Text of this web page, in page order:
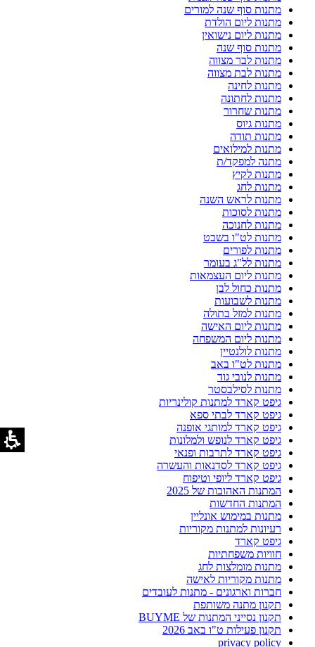
מתנות סוף שנה למורים
מתנות ליום הולדת
מתנות ליום נישואין
מתנות סוף שנה
מתנות לבר מצווה
מתנות לבת מצווה
מתנות לחינה
מתנות לחתונה
מתנות שחרור
מתנות גיוס
מתנות תודה
מתנות למילואים
מתנה למפקד/ת
מתנות לקיץ
מתנות לחג
מתנות לראש השנה
מתנות לסוכות
מתנות לחנוכה
מתנות לט"ו בשבט
מתנות לפורים
מתנות לל"ג בעומר
מתנות ליום העצמאות
מתנות כחול לבן
מתנות לשבועות
מתנות למזל בתולה
מתנות ליום האישה
מתנות ליום המשפחה
מתנות לולנטיין
מתנות לט"ו באב
מתנות לנובי גוד
מתנות לסילבסטר
גיפט קארד למתנות קולינריות
גיפט קארד לבתי ספא
גיפט קארד למותגי אופנה
גיפט קארד לנופש ולמלונות
גיפט קארד לתרבות ופנאי
גיפט קארד לסדנאות והעשרה
גיפט קארד ליופי וטיפוח
המתנות האהובות של 2025
המתנות החדשות
מתנות במימוש אונליין
רעיונות למתנות מקוריות
גיפט קארד
חוויות משפחתיות
מתנות מומלצות לחג
מתנות מקוריות לאישה
חברות וארגונים - מתנות לעובדים
תקנון מתנה משותפת
תקנון נסייני המתנות של BUYME
תקנון פעילות ט"ו באב 2026
privacy policy